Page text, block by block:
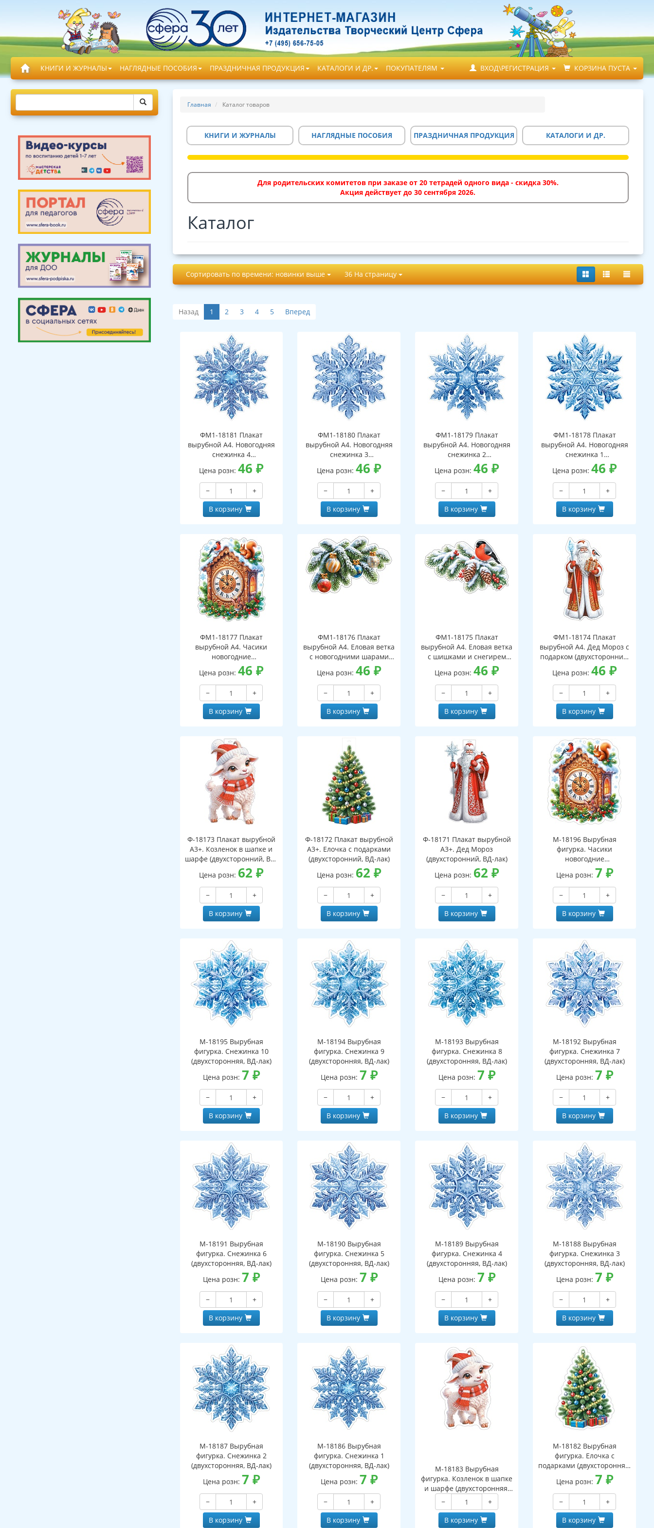
КНИГИ И ЖУРНАЛЫ НАГЛЯДНЫЕ ПОСОБИЯ ПРАЗДНИЧНАЯ ПРОДУКЦИЯ КАТАЛОГИ И ДР. ПОКУПАТЕЛЯМ ВХОД\РЕГИСТРАЦИЯ КОРЗИНА ПУСТА
Главная Каталог товаров
КНИГИ И ЖУРНАЛЫ НАГЛЯДНЫЕ ПОСОБИЯ ПРАЗДНИЧНАЯ ПРОДУКЦИЯ КАТАЛОГИ И ДР.
Для родительских комитетов при заказе от 20 тетрадей одного вида - скидка 30%.
Акция действует до 30 сентября 2026.
Каталог
Сортировать по времени: новинки выше 36 На страницу
Назад 1 2 3 4 5 Вперед
ФМ1-18181 Плакат
вырубной А4. Новогодняя
снежинка 4
(двухсторонний, ВД-лак)
Цена розн:46₽
−
+
В корзину
ФМ1-18180 Плакат
вырубной А4. Новогодняя
снежинка 3
(двухсторонний, ВД-лак)
Цена розн:46₽
−
+
В корзину
ФМ1-18179 Плакат
вырубной А4. Новогодняя
снежинка 2
(двухсторонний, ВД-лак)
Цена розн:46₽
−
+
В корзину
ФМ1-18178 Плакат
вырубной А4. Новогодняя
снежинка 1
(двухсторонний, ВД-лак)
Цена розн:46₽
−
+
В корзину
ФМ1-18177 Плакат
вырубной А4. Часики
новогодние
(двухсторонний, ВД-лак)
Цена розн:46₽
−
+
В корзину
ФМ1-18176 Плакат
вырубной А4. Еловая ветка
с новогодними шарами
(двухсторонний, ВД-лак)
Цена розн:46₽
−
+
В корзину
ФМ1-18175 Плакат
вырубной А4. Еловая ветка
с шишками и снегирем
(двухсторонний, ВД-лак)
Цена розн:46₽
−
+
В корзину
ФМ1-18174 Плакат
вырубной А4. Дед Мороз с
подарком (двухсторонний,
ВД-лак)
Цена розн:46₽
−
+
В корзину
Ф-18173 Плакат вырубной
А3+. Козленок в шапке и
шарфе (двухсторонний, ВД-
Цена розн: 62₽
−
+
В корзину
Ф-18172 Плакат вырубной
А3+. Елочка с подарками
(двухсторонний, ВД-лак)
Цена розн: 62₽
−
+
В корзину
Ф-18171 Плакат вырубной
А3+. Дед Мороз
(двухсторонний, ВД-лак)
Цена розн: 62₽
−
+
В корзину
М-18196 Вырубная
фигурка. Часики
новогодние
(двухсторонняя, ВД-лак)
Цена розн: 7 ₽
−
+
В корзину
М-18195 Вырубная
фигурка. Снежинка 10
(двухсторонняя, ВД-лак)
Цена розн: 7 ₽
−
+
В корзину
М-18194 Вырубная
фигурка. Снежинка 9
(двухсторонняя, ВД-лак)
Цена розн: 7 ₽
−
+
В корзину
М-18193 Вырубная
фигурка. Снежинка 8
(двухсторонняя, ВД-лак)
Цена розн: 7 ₽
−
+
В корзину
М-18192 Вырубная
фигурка. Снежинка 7
(двухсторонняя, ВД-лак)
Цена розн: 7 ₽
−
+
В корзину
М-18191 Вырубная
фигурка. Снежинка 6
(двухсторонняя, ВД-лак)
Цена розн: 7 ₽
−
+
В корзину
М-18190 Вырубная
фигурка. Снежинка 5
(двухсторонняя, ВД-лак)
Цена розн: 7 ₽
−
+
В корзину
М-18189 Вырубная
фигурка. Снежинка 4
(двухсторонняя, ВД-лак)
Цена розн: 7 ₽
−
+
В корзину
М-18188 Вырубная
фигурка. Снежинка 3
(двухсторонняя, ВД-лак)
Цена розн: 7 ₽
−
+
В корзину
М-18187 Вырубная
фигурка. Снежинка 2
(двухсторонняя, ВД-лак)
Цена розн: 7 ₽
−
+
В корзину
М-18186 Вырубная
фигурка. Снежинка 1
(двухсторонняя, ВД-лак)
Цена розн: 7 ₽
−
+
В корзину
М-18183 Вырубная
фигурка. Козленок в шапке
и шарфе (двухсторонняя,
ВД-лак)
−
+
В корзину
М-18182 Вырубная
фигурка. Елочка с
подарками (двухсторонняя,
ВД-лак)
Цена розн: 7 ₽
−
+
В корзину